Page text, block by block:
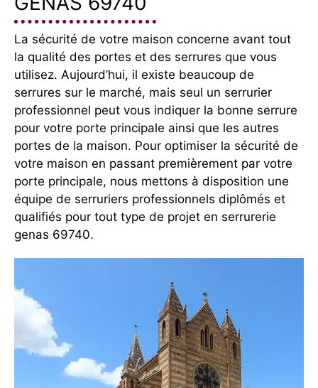
La sécurité de votre maison concerne avant tout
la qualité des portes et des serrures que vous
utilisez. Aujourd’hui, il existe beaucoup de
serrures sur le marché, mais seul un serrurier
professionnel peut vous indiquer la bonne serrure
pour votre porte principale ainsi que les autres
portes de la maison. Pour optimiser la sécurité de
votre maison en passant premièrement par votre
porte principale, nous mettons à disposition une
équipe de serruriers professionnels diplômés et
qualifiés pour tout type de projet en serrurerie
genas 69740.